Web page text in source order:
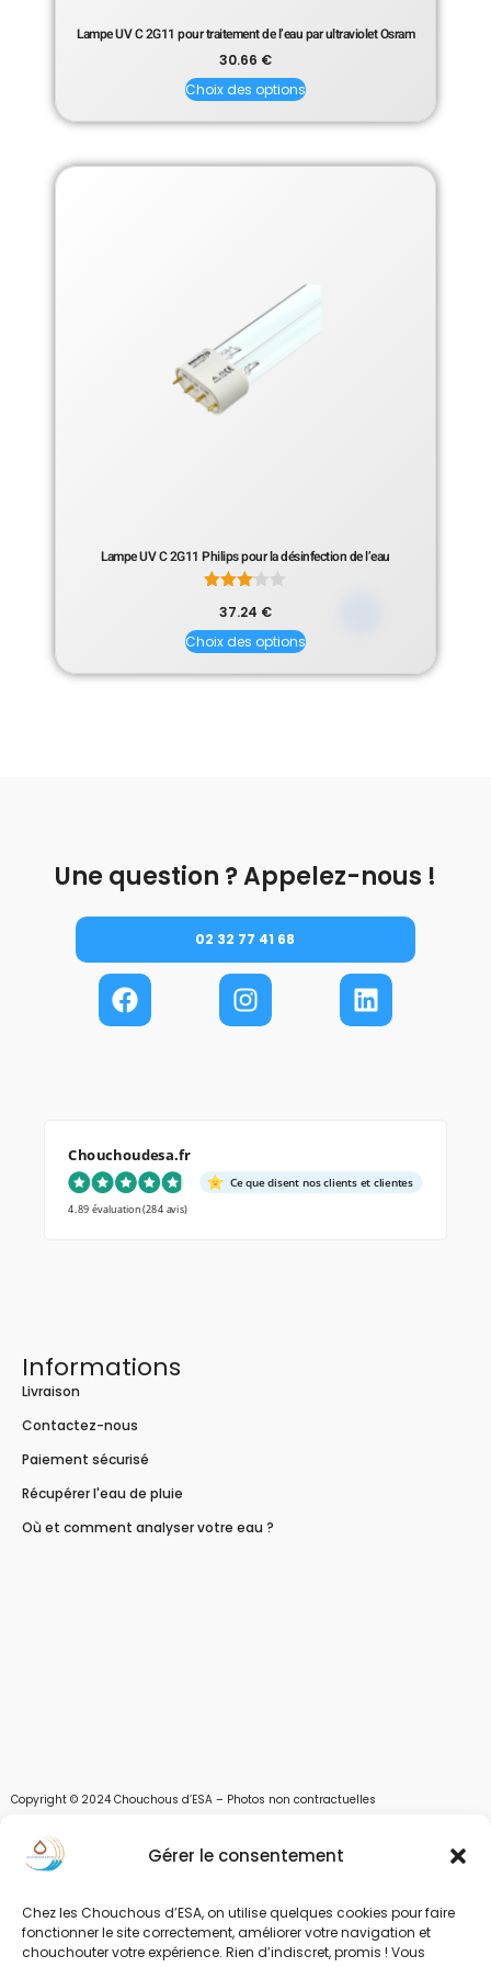
Gérer le consentement
Chez les Chouchous d’ESA, on utilise quelques cookies pour faire
fonctionner le site correctement, améliorer votre navigation et
chouchouter votre expérience. Rien d’indiscret, promis ! Vous
Lampe UV C 2G11 pour traitement de l’eau par ultraviolet Osram
30.66 €
Choix des options
Lampe UV C 2G11 Philips pour la désinfection de l’eau
3.00
sur 5
37.24 €
Choix des options
Une question ? Appelez-nous !
02 32 77 41 68
Chouchoudesa.fr
Ce que disent nos clients et clientes
4.89 évaluation(284 avis)
Informations
Livraison
Contactez-nous
Paiement sécurisé
Récupérer l'eau de pluie
Où et comment analyser votre eau ?
Copyright © 2024 Chouchous d’ESA – Photos non contractuelles
Les chouchous d’Esa vous apportent toutes les solutions pour récupérer l’eau de
pluie, et des moyens pour stocker, filtrer, traiter et potabiliser l’eau d’un forage,
Soleil et Air nous proposons également des équipements pour décontaminer de
l’air par photocatalyse ou plasma froid et des équipements solaires.
www.chouchousdesa.fr est le site de e-commerce de la société ESA Evolutions,